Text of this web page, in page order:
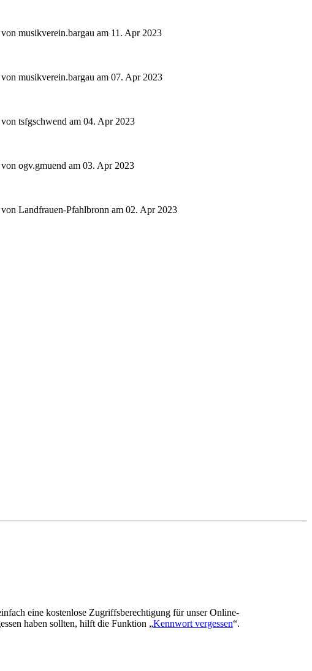
von musikverein.bargau am 11. Apr 2023
von musikverein.bargau am 07. Apr 2023
von tsfgschwend am 04. Apr 2023
von ogv.gmuend am 03. Apr 2023
von Landfrauen-Pfahlbronn am 02. Apr 2023
eine kostenlose Zugriffsberechtigung für unser Online-
haben sollten, hilft die Funktion „Kennwort vergessen“.